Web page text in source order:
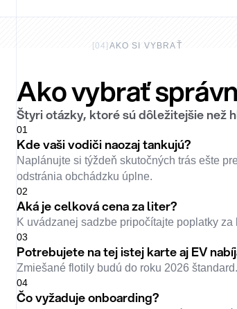
[04] AKO SI VYBRAŤ
Ako vybrať
Štyri otázky, ktoré sú dôležitejšie než
01
Kde vaši vodiči naozaj tankujú?
Naplánujte si týždeň skutočných trás ešte
odstránia obchádzku úplne.
02
Aká je celková cena za liter?
K uvádzanej sadzbe pripočítajte poplatky
03
Potrebujete na tej istej karte aj EV
Zmiešané flotily budú do roku 2026
04
Čo vyžaduje onboarding?